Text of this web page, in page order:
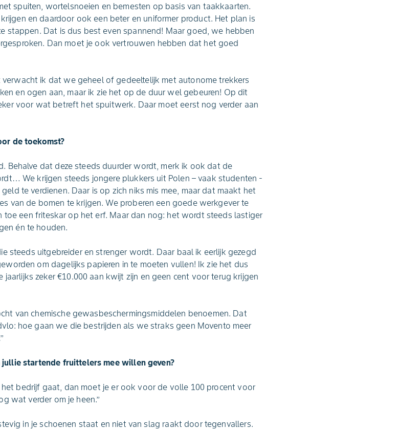
spuiten, wortelsnoeien en bemesten op basis van taakkaarten.
en daardoor ook een beter en uniformer product. Het plan is
stappen. Dat is dus best even spannend! Maar goed, we hebben
Dan moet je ook vertrouwen hebben dat het goed
ik dat we geheel of gedeeltelijk met autonome trekkers
en ogen aan, maar ik zie het op de duur wel gebeuren! Op dit
voor wat betreft het spuitwerk. Daar moet eerst nog verder aan
de toekomst?
Behalve dat deze steeds duurder wordt, merk ik ook dat de
We krijgen steeds jongere plukkers uit Polen – vaak studenten -
te verdienen. Daar is op zich niks mis mee, maar dat maakt het
van de bomen te krijgen. We proberen een goede werkgever te
toe een friteskar op het erf. Maar dan nog: het wordt steeds lastiger
én te houden.
steeds uitgebreider en strenger wordt. Daar baal ik eerlijk gezegd
om dagelijks papieren in te moeten vullen! Ik zie het dus
zeker €10.000 aan kwijt zijn en geen cent voor terug krijgen
van chemische gewasbeschermingsmiddelen benoemen. Dat
hoe gaan we die bestrijden als we straks geen Movento meer
startende fruittelers mee willen geven?
bedrijf gaat, dan moet je er ook voor de volle 100 procent voor
wat verder om je heen.’’
in je schoenen staat en niet van slag raakt door tegenvallers.